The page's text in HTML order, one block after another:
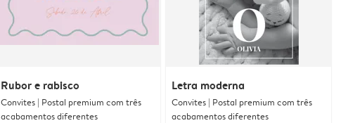
Rubor e rabisco
Convites | Postal premium com três
acabamentos diferentes
Letra moderna
Convites | Postal premium com três
acabamentos diferentes